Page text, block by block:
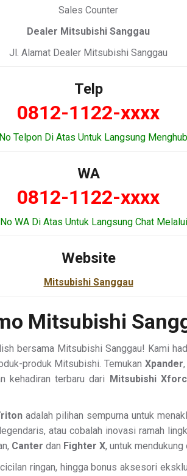
Sales Counter
Dealer Mitsubishi Sanggau
Jl. Alamat Dealer Mitsubishi Sanggau
Telp
0812-1122-xxxx
Telpon Di Atas Untuk Langsung
WA
0812-1122-xxxx
WA Di Atas Untuk Langsung Chat
Website
Mitsubishi Sanggau
Mitsubishi
bersama Mitsubishi Sanggau! Kami
produk Mitsubishi. Temukan Xpander
kehadiran terbaru dari Mitsubishi
adalah pilihan sempurna untuk
atau cobalah inovasi ramah
Canter dan Fighter X, untuk
ringan, hingga bonus aksesori